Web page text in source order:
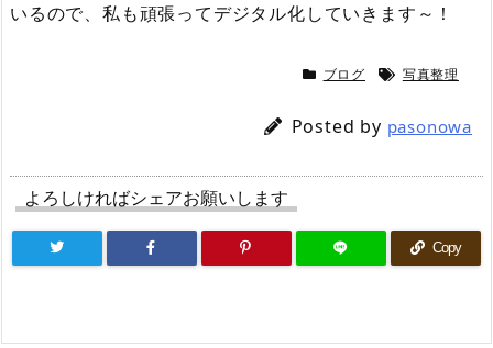
いるので、私も頑張ってデジタル化していきます～！
ブログ 写真整理
Posted by pasonowa
よろしければシェアお願いします
Copy